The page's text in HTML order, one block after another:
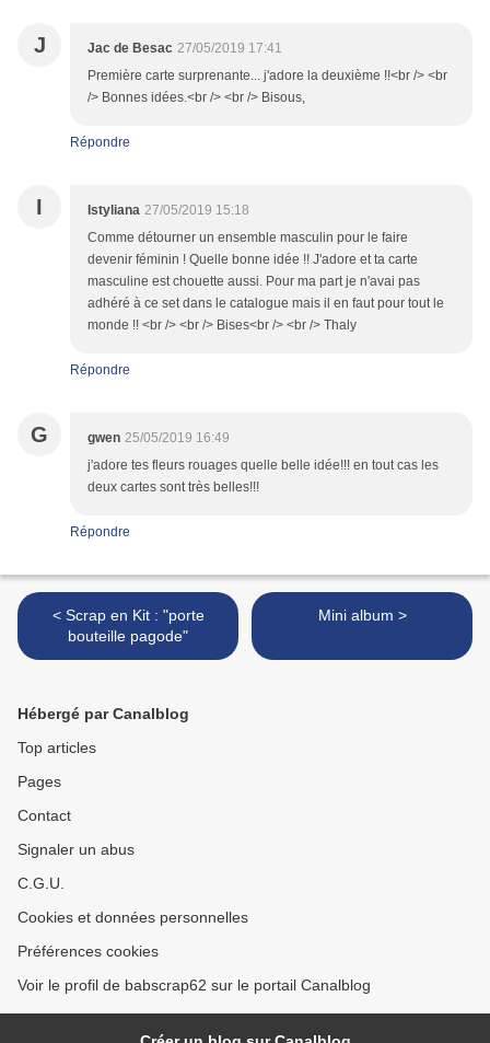
J Jac de Besac 27/05/2019 17:41
Première carte surprenante... j'adore la deuxième !!<br /> <br
/> Bonnes idées.<br /> <br /> Bisous,
Répondre
I Istyliana 27/05/2019 15:18
Comme détourner un ensemble masculin pour le faire
devenir féminin ! Quelle bonne idée !! J'adore et ta carte
masculine est chouette aussi. Pour ma part je n'avai pas
adhéré à ce set dans le catalogue mais il en faut pour tout le
monde !! <br /> <br /> Bises<br /> <br /> Thaly
Répondre
G gwen 25/05/2019 16:49
j'adore tes fleurs rouages quelle belle idée!!! en tout cas les
deux cartes sont très belles!!!
Répondre
< Scrap en Kit : "porte
bouteille pagode"
Mini album >
Hébergé par Canalblog
Top articles
Pages
Contact
Signaler un abus
C.G.U.
Cookies et données personnelles
Préférences cookies
Voir le profil de babscrap62 sur le portail Canalblog